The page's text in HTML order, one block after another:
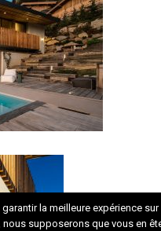
la meilleure expérience
nous supposerons que vous en